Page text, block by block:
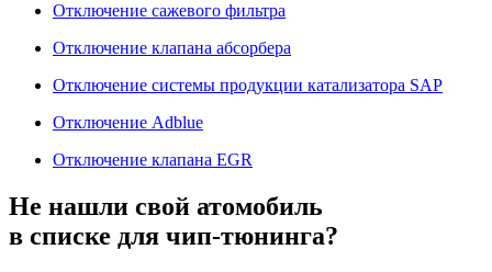
Отключение сажевого фильтра
Отключение клапана абсорбера
Отключение системы продукции катализатора SAP
Отключение Adblue
Отключение клапана EGR
Не нашли свой атомобиль
в списке для чип-тюнинга?